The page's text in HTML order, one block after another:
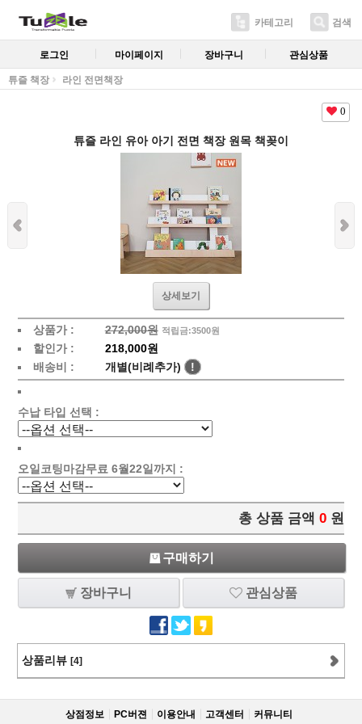
카테고리 검색
로그인 마이페이지 장바구니 관심상품
튜즐 책장 라인 전면책장
0
튜즐 라인 유아 아기 전면 책장 원목 책꽂이
상세보기
상품가 : 272,000원 적립금:3500원
할인가 :
218,000원
배송비 :
개별(비례추가) !
수납 타입 선택 :
오일코팅마감무료 6월22일까지 :
총 상품 금액 0 원
구매하기
장바구니 관심상품
상품리뷰 [4]
상점정보 PC버젼 이용안내 고객센터 커뮤니티